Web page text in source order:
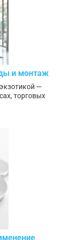
и монтаж
—
торговых